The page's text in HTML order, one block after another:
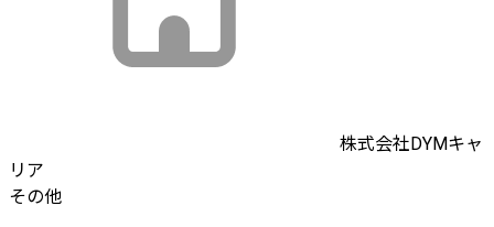
株式会社DYMキャ
リア
その他